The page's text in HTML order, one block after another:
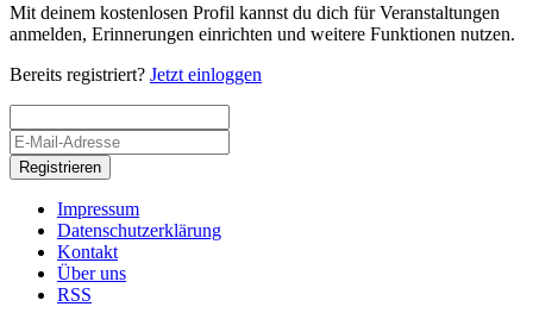
Mit deinem kostenlosen Profil kannst du dich für Veranstaltungen
anmelden, Erinnerungen einrichten und weitere Funktionen nutzen.
Bereits registriert? Jetzt einloggen
Registrieren
Impressum
Datenschutzerklärung
Kontakt
Über uns
RSS